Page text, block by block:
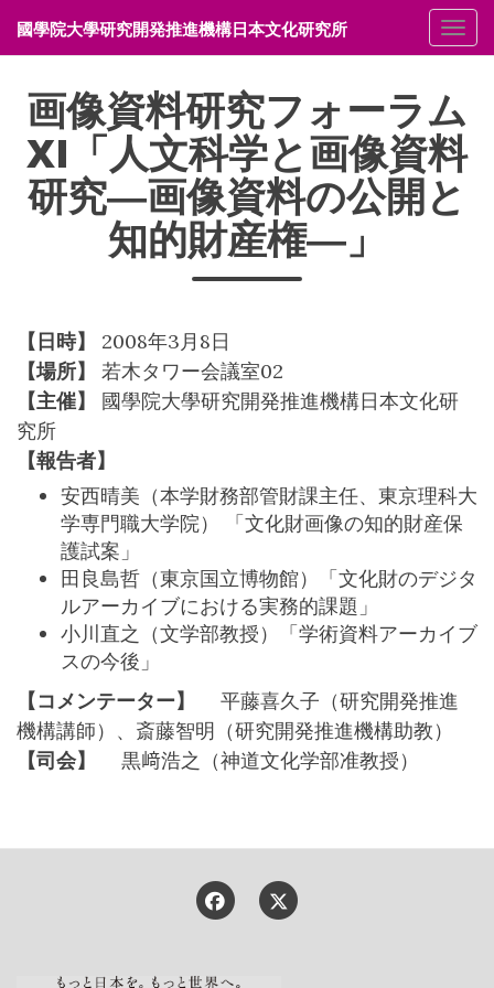
メ
國學院大學研究開発推進機構日本文化研究所
画像資料研究フォーラム
XI「人文科学と画像資料
研究―画像資料の公開と
知的財産権―」
【日時】
2008年3月8日
【場所】
若木タワー会議室02
【主催】
國學院大學研究開発推進機構日本文化研
究所
【報告者】
安西晴美（本学財務部管財課主任、東京理科大
学専門職大学院） 「文化財画像の知的財産保
護試案」
田良島哲（東京国立博物館）「文化財のデジタ
ルアーカイブにおける実務的課題」
小川直之（文学部教授）「学術資料アーカイブ
スの今後」
【コメンテーター】
平藤喜久子（研究開発推進
機構講師）、斎藤智明（研究開発推進機構助教）
【司会】
黒﨑浩之（神道文化学部准教授）